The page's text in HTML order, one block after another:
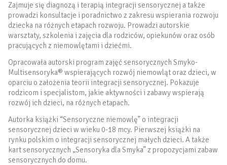
Zajmuje się diagnozą i terapią integracji sensorycznej a także
prowadzi konsultacje i poradnictwo z zakresu wspierania rozwoju
dziecka na różnych etapach rozwoju. Prowadzi autorskie
warsztaty, szkolenia i zajęcia dla rodziców, opiekunów oraz osób
pracujących z niemowlętami i dziećmi.
Opracowała autorski program zajęć sensorycznych Smyko-
Multisensoryka® wspierających rozwój niemowląt oraz dzieci, w
oparciu o założenia teorii integracji sensorycznej. Pokazuje
rodzicom i specjalistom, jakie aktywności i zabawy wspierają
rozwój ich dzieci, na różnych etapach.
Autorka książki “Sensoryczne niemowlę” o integracji
sensorycznej dzieci w wieku 0-18 mcy. Pierwszej książki na
rynku polskim o integracji sensorycznej małych dzieci. A także
kart sensorycznych „Sensoryka dla Smyka” z propozycjami zabaw
sensorycznych do domu.